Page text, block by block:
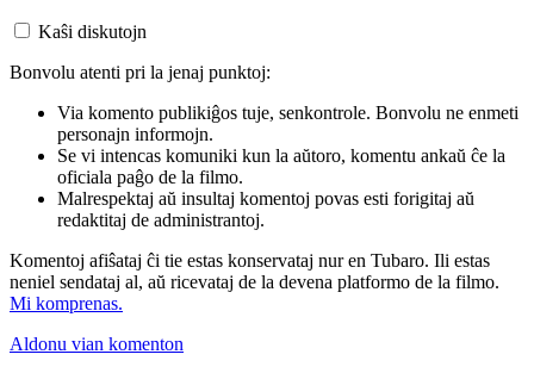
Kaŝi diskutojn
Bonvolu atenti pri la jenaj punktoj:
Via komento publikiĝos tuje, senkontrole. Bonvolu ne enmeti
personajn informojn.
Se vi intencas komuniki kun la aŭtoro, komentu ankaŭ ĉe la
oficiala paĝo de la filmo.
Malrespektaj aŭ insultaj komentoj povas esti forigitaj aŭ
redaktitaj de administrantoj.
Komentoj afiŝataj ĉi tie estas konservataj nur en Tubaro. Ili estas
neniel sendataj al, aŭ ricevataj de la devena platformo de la filmo.
Mi komprenas.
Aldonu vian komenton